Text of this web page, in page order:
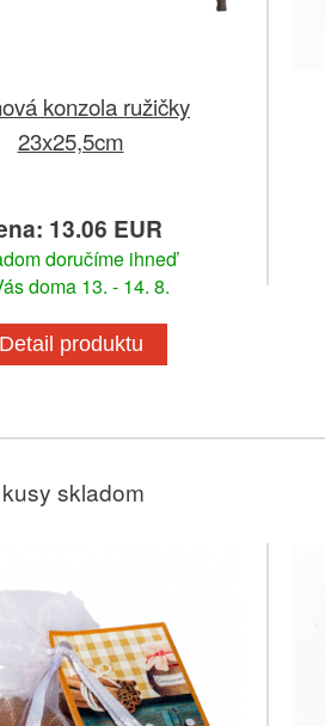
konzola ružičky
23x25,5cm
13.06 EUR
doručíme ihneď
doma 13. - 14. 8.
Detail produktu
skladom